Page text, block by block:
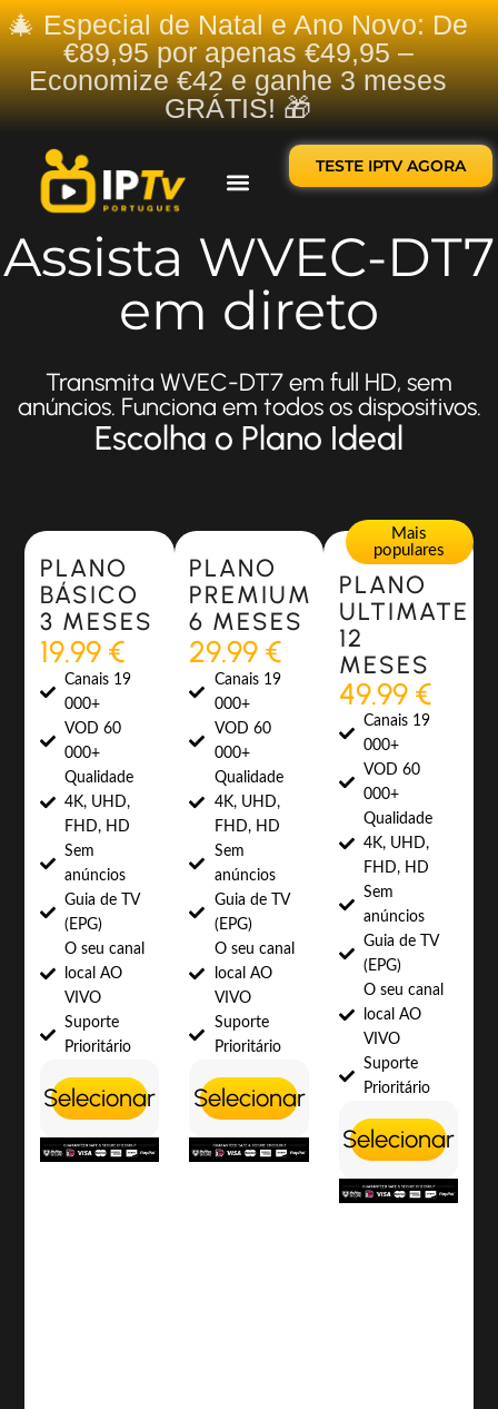
🎄 Especial de Natal e Ano Novo: De
€89,95 por apenas €49,95 –
Economize €42 e ganhe 3 meses
GRÁTIS! 🎁
TESTE IPTV AGORA
Assista WVEC-DT7
em direto
Transmita WVEC-DT7 em full HD, sem
anúncios. Funciona em todos os dispositivos.
Escolha o Plano Ideal
Most Popular
PLANO
BÁSICO
3 MESES
19.99 €
Canais 19
000+
VOD 60
000+
Qualidade
4K, UHD,
FHD, HD
Sem
anúncios
Guia de TV
(EPG)
O seu canal
local AO
VIVO
Suporte
Prioritário
Selecionar
Most Popular
PLANO
PREMIUM
6 MESES
29.99 €
Canais 19
000+
VOD 60
000+
Qualidade
4K, UHD,
FHD, HD
Sem
anúncios
Guia de TV
(EPG)
O seu canal
local AO
VIVO
Suporte
Prioritário
Selecionar
Mais
populares
PLANO
ULTIMATE
12
MESES
49.99 €
Canais 19
000+
VOD 60
000+
Qualidade
4K, UHD,
FHD, HD
Sem
anúncios
Guia de TV
(EPG)
O seu canal
local AO
VIVO
Suporte
Prioritário
Selecionar